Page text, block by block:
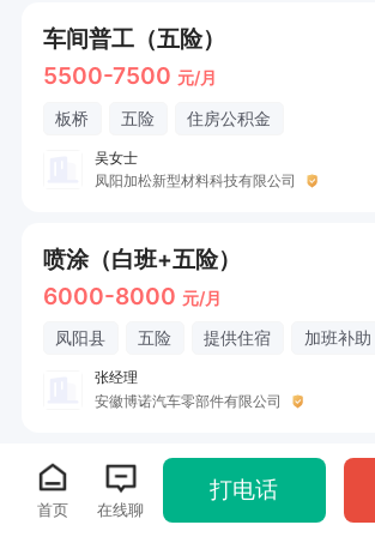
车间普工（五险）
5500-7500 元/月
板桥 五险 住房公积金
吴女士
凤阳加松新型材料科技有限公司
喷涂（白班+五险）
6000-8000 元/月
凤阳县 五险 提供住宿 加班补助
张经理
安徽博诺汽车零部件有限公司
首页 在线聊
打电话